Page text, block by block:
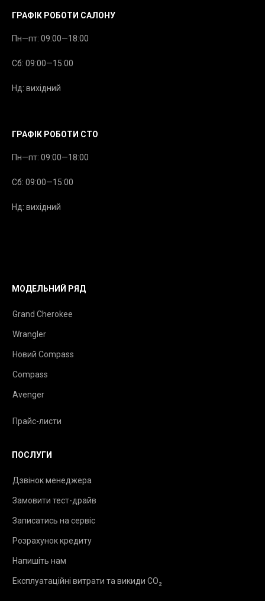
ГРАФІК РОБОТИ САЛОНУ
Пн—пт: 09:00—18:00
Сб: 09:00—15:00
Нд: вихідний
ГРАФІК РОБОТИ СТО
Пн—пт: 09:00—18:00
Сб: 09:00—15:00
Нд: вихідний
МОДЕЛЬНИЙ РЯД
Grand Cherokee
Wrangler
Новий Compass
Compass
Avenger
Прайс-листи
ПОСЛУГИ
Дзвінок менеджера
Замовити тест-драйв
Записатись на сервіс
Розрахунок кредиту
Напишіть нам
Експлуатаційні витрати та викиди CO₂